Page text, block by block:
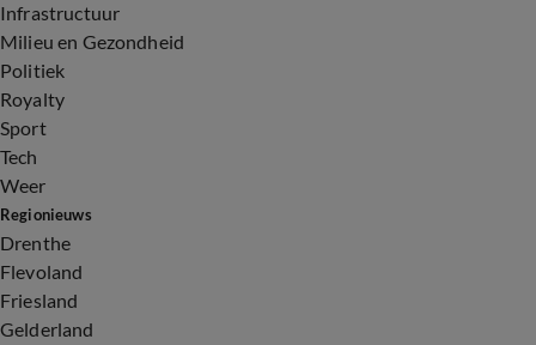
Infrastructuur
Milieu en Gezondheid
Politiek
Royalty
Sport
Tech
Weer
Regionieuws
Drenthe
Flevoland
Friesland
Gelderland